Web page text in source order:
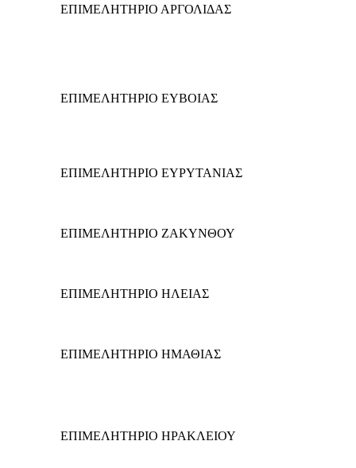
ΕΠΙΜΕΛΗΤΗΡΙΟ ΑΡΓΟΛΙΔΑΣ
ΕΠΙΜΕΛΗΤΗΡΙΟ ΕΥΒΟΙΑΣ
ΕΠΙΜΕΛΗΤΗΡΙΟ ΕΥΡΥΤΑΝΙΑΣ
ΕΠΙΜΕΛΗΤΗΡΙΟ ΖΑΚΥΝΘΟΥ
ΕΠΙΜΕΛΗΤΗΡΙΟ ΗΛΕΙΑΣ
ΕΠΙΜΕΛΗΤΗΡΙΟ ΗΜΑΘΙΑΣ
ΕΠΙΜΕΛΗΤΗΡΙΟ ΗΡΑΚΛΕΙΟΥ